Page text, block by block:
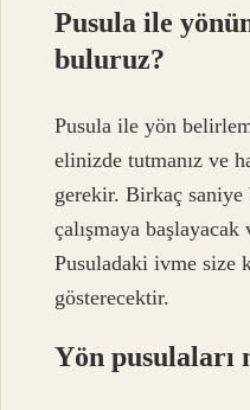
Pusula ile
buluruz?
Pusula ile yön
elinizde tutmanız ve
gerekir. Birkaç saniye
çalışmaya
Pusuladaki ivme size
gösterecektir.
Yön pusulaları